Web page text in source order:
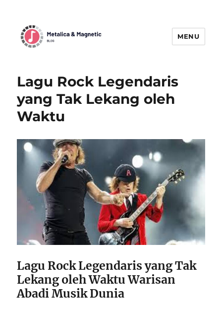
Menggetarkan Dunia Musik Metal
dengan Berita Terbaru
MENU
Lagu Rock Legendaris
yang Tak Lekang oleh
Waktu
Lagu Rock Legendaris yang Tak
Lekang oleh Waktu Warisan
Abadi Musik Dunia